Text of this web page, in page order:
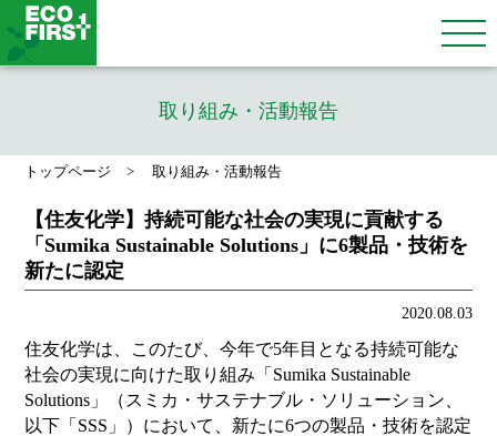
取り組み・活動報告
トップページ 取り組み・活動報告
【住友化学】持続可能な社会の実現に貢献する
「Sumika Sustainable Solutions」に6製品・技術を
新たに認定
2020.08.03
住友化学は、このたび、今年で5年目となる持続可能な
社会の実現に向けた取り組み「Sumika Sustainable
Solutions」（スミカ・サステナブル・ソリューション、
以下「SSS」）において、新たに6つの製品・技術を認定